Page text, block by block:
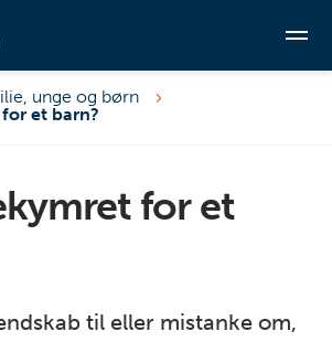
unge og børn
et barn?
for et
til eller mistanke om,